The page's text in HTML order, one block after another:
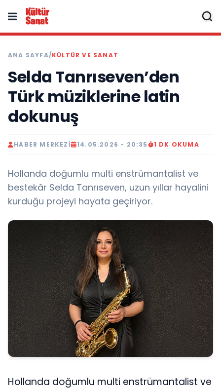
ANA SAYFA/KÜLTÜR VE SANAT
Selda Tanrıseven’den
Türk müziklerine latin
dokunuş
HABER MERKEZI 14.05.2026 - 20:35 1 DK OKUMA
Hollanda doğumlu multi enstrümantalist ve
bestekâr Selda Tanrıseven, uzun yıllar hayalini
kurduğu projeyi hayata geçiriyor.
Hollanda doğumlu multi enstrümantalist ve